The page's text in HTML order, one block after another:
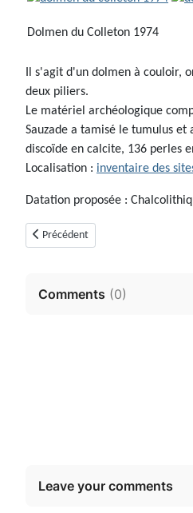
Dolmen du Colleton 1974
Il s'agit d'un dolmen à couloir,
deux piliers.
Le matériel archéologique
Sauzade a tamisé le tumulus et
discoïde en calcite, 136 perles
Localisation : inventaire des
Datation proposée :
Article précédent : Dolmen de Saint
Précédent
Comments (0)
Leave your comments